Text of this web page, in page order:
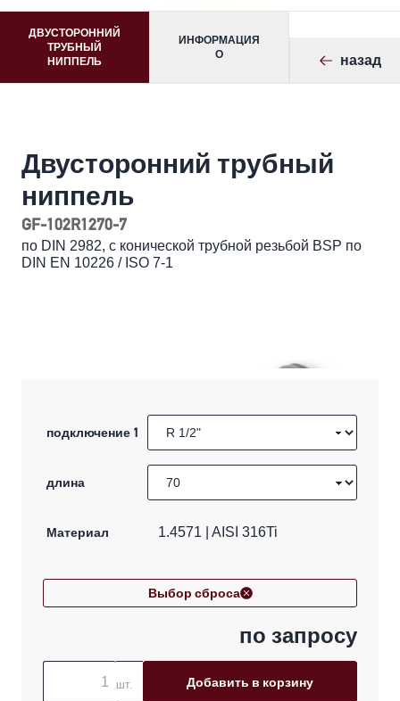
ДВУСТОРОННИЙ
ТРУБНЫЙ
НИППЕЛЬ
ИНФОРМАЦИЯ
О
назад
Двусторонний трубный
ниппель
GF-102R1270-7
по DIN 2982, с конической трубной резьбой BSP по
DIN EN 10226 / ISO 7-1
подключение 1
длина
Материал 1.4571 | AISI 316Ti
Выбор сброса
по запросу
шт. Добавить в корзину